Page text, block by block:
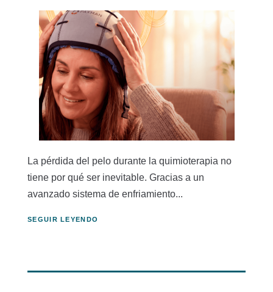
La pérdida del pelo durante la quimioterapia no
tiene por qué ser inevitable. Gracias a un
avanzado sistema de enfriamiento...
SEGUIR LEYENDO